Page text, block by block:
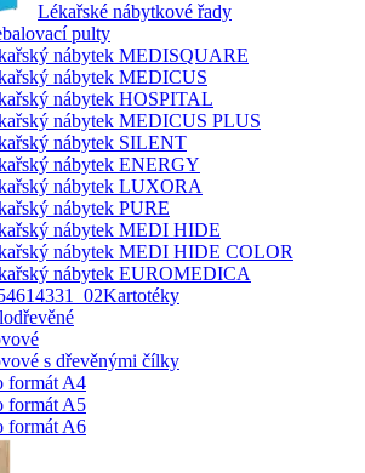
Lékařské nábytkové řady
pulty
nábytek MEDISQUARE
nábytek MEDICUS
nábytek HOSPITAL
nábytek MEDICUS PLUS
nábytek SILENT
nábytek ENERGY
nábytek LUXORA
nábytek PURE
nábytek MEDI HIDE
nábytek MEDI HIDE COLOR
nábytek EUROMEDICA
Kartotéky
s dřevěnými čílky
formát A4
formát A5
formát A6